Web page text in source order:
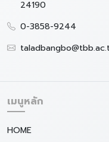
24190
0-3858-9244
เมนูหลัก
HOME